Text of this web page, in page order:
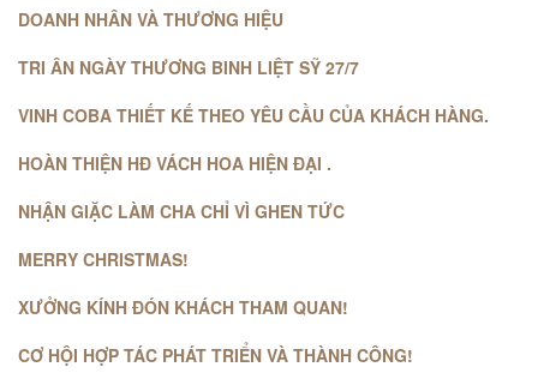
DOANH NHÂN VÀ THƯƠNG HIỆU
TRI ÂN NGÀY THƯƠNG BINH LIỆT SỸ 27/7
VINH COBA THIẾT KẾ THEO YÊU CẦU CỦA KHÁCH HÀNG.
HOÀN THIỆN HĐ VÁCH HOA HIỆN ĐẠI .
NHẬN GIẶC LÀM CHA CHỈ VÌ GHEN TỨC
MERRY CHRISTMAS!
XƯỞNG KÍNH ĐÓN KHÁCH THAM QUAN!
CƠ HỘI HỢP TÁC PHÁT TRIỂN VÀ THÀNH CÔNG!